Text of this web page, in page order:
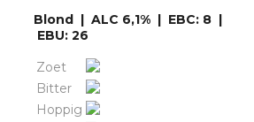
Blond | ALC 6,1% | EBC: 8 |
EBU: 26
Zoet
Bitter
Hoppig